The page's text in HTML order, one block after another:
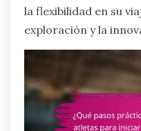
la flexibilidad en su
exploración y la